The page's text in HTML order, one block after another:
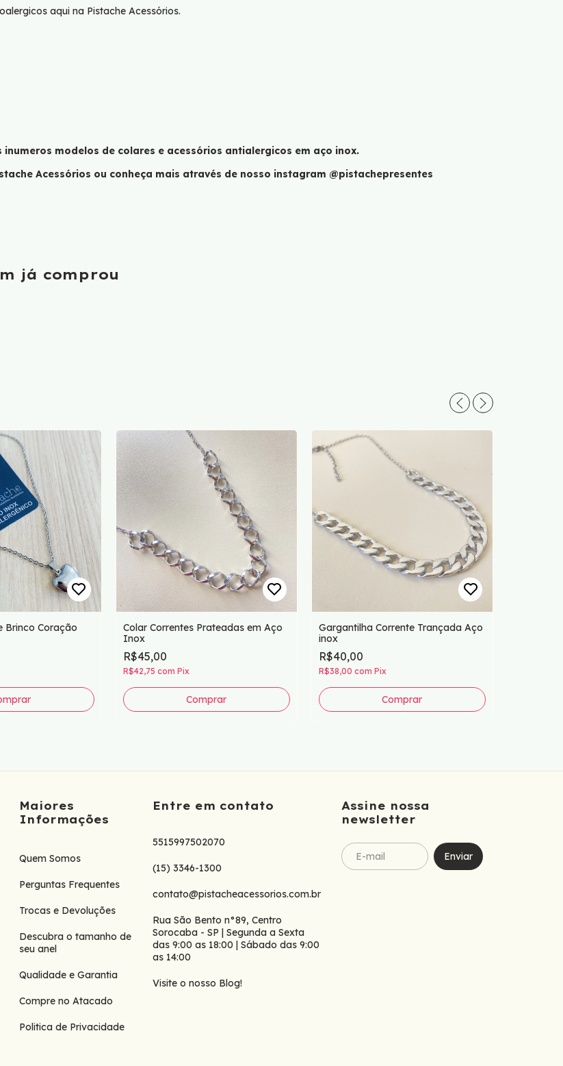
aqui na Pistache Acessórios.
modelos de colares e acessórios antialergicos em aço inox.
Acessórios ou conheça mais através de nosso instagram @pistachepresentes
já comprou
Brinco Coração
Colar Correntes Prateadas em Aço
Inox
R$45,00
R$42,75 com Pix
Gargantilha Corrente Trançada Aço
inox
R$40,00
R$38,00 com Pix
Maiores
Informações
Quem Somos
Perguntas Frequentes
Trocas e Devoluções
Descubra o tamanho de
seu anel
Qualidade e Garantia
Compre no Atacado
Politica de Privacidade
Entre em contato
5515997502070
(15) 3346-1300
contato@pistacheacessorios.com.br
Rua São Bento n°89, Centro
Sorocaba - SP | Segunda a Sexta
das 9:00 as 18:00 | Sábado das 9:00
as 14:00
Visite o nosso Blog!
Assine nossa
newsletter